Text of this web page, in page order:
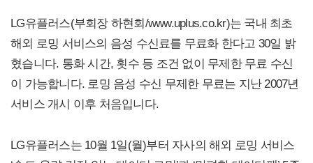
LG유플러스(부회장 하현회/www.uplus.co.kr)는 국내 최초
해외 로밍 서비스의 음성 수신료를 무료화 한다고 30일 밝
혔습니다. 통화 시간, 횟수 등 조건 없이 무제한 무료 수신
이 가능합니다. 로밍 음성 수신 무제한 무료는 지난 2007년
서비스 개시 이후 처음입니다.
LG유플러스는 10월 1일(월)부터 자사의 해외 로밍 서비스